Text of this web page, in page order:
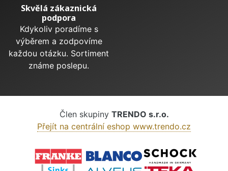
Skvělá zákaznická
podpora
Kdykoliv poradíme s
výběrem a zodpovíme
každou otázku. Sortiment
známe poslepu.
Člen skupiny TRENDO s.r.o.
Přejít na centrální eshop www.trendo.cz